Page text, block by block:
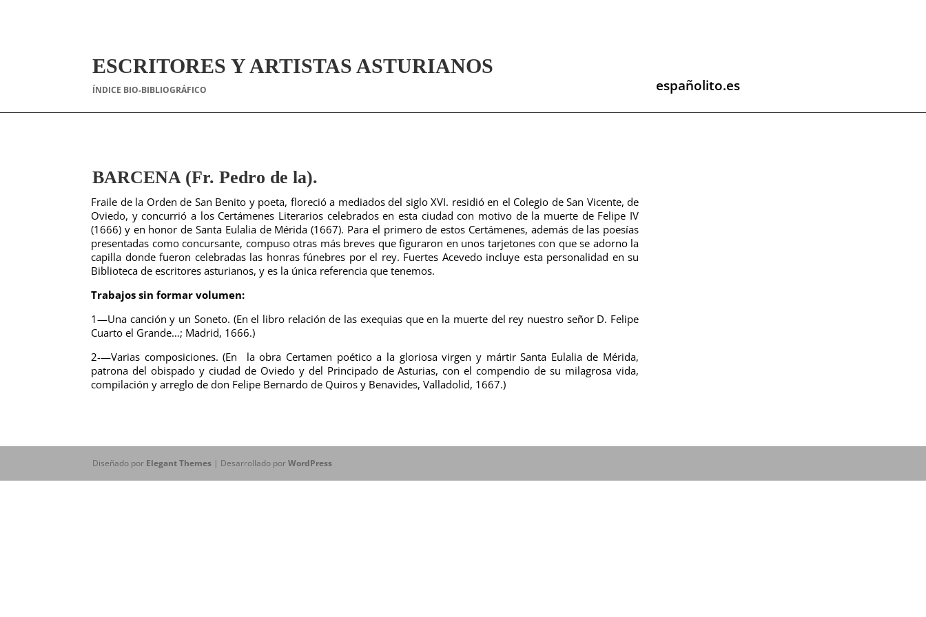
ESCRITORES Y ARTISTAS ASTURIANOS
ÍNDICE BIO-BIBLIOGRÁFICO españolito.es
BARCENA (Fr. Pedro de la).
Fraile de la Orden de San Benito y poeta, floreció a mediados del siglo XVI. residió en el Colegio de San Vicente, de
Oviedo, y concurrió a los Certámenes Literarios celebrados en esta ciudad con motivo de la muerte de Felipe IV
(1666) y en honor de Santa Eulalia de Mérida (1667). Para el primero de estos Certámenes, además de las poesías
presentadas como concursante, compuso otras más breves que figuraron en unos tarjetones con que se adorno la
capilla donde fueron celebradas las honras fúnebres por el rey. Fuertes Acevedo incluye esta personalidad en su
Biblioteca de escritores asturianos, y es la única referencia que tenemos.
Trabajos sin formar volumen:
1—Una canción y un Soneto. (En el libro relación de las exequias que en la muerte del rey nuestro señor D. Felipe
Cuarto el Grande…; Madrid, 1666.)
2-—Varias composiciones. (En la obra Certamen poético a la gloriosa virgen y mártir Santa Eulalia de Mérida,
patrona del obispado y ciudad de Oviedo y del Principado de Asturias, con el compendio de su milagrosa vida,
compilación y arreglo de don Felipe Bernardo de Quiros y Benavides, Valladolid, 1667.)
Diseñado por Elegant Themes | Desarrollado porWordPress